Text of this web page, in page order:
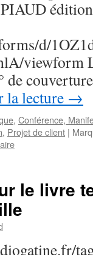
d/
viewform
la lecture →
, Conférence,
, Projet de client |
le livre